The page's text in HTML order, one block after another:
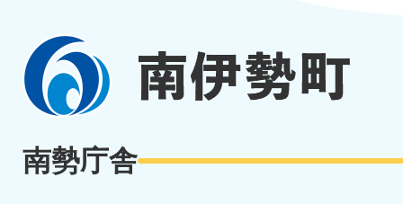
南勢庁舎